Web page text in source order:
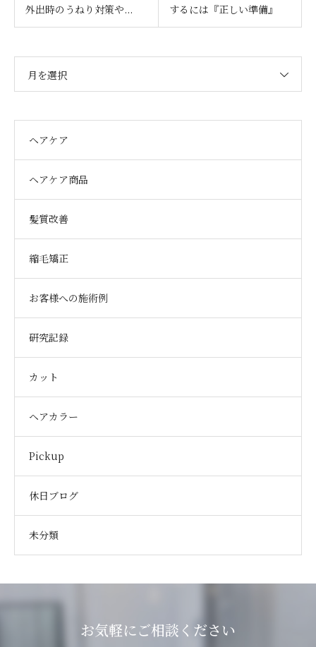
外出時のうねり対策や...
するには『正しい準備』
月を選択
ヘアケア
ヘアケア商品
髪質改善
縮毛矯正
お客様への施術例
研究記録
カット
ヘアカラー
Pickup
休日ブログ
未分類
お気軽にご相談ください